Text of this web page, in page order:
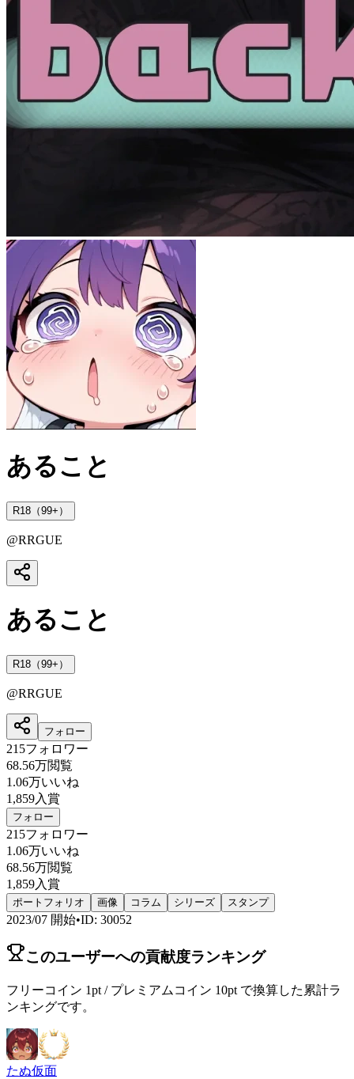
あること
R18（99+）
@RRGUE
あること
R18（99+）
@RRGUE
フォロー
215フォロワー
68.56万閲覧
1.06万いいね
1,859入賞
フォロー
215フォロワー
1.06万いいね
68.56万閲覧
1,859入賞
ポートフォリオ 画像 コラム シリーズ スタンプ
2023/07 開始•ID: 30052
このユーザーへの貢献度ランキング
フリーコイン 1pt / プレミアムコイン 10pt で換算した累計ラ
ンキングです。
たぬ仮面